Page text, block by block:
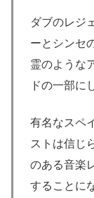
ダブのレジ
ーとシンセ
霊のような
ドの一部に
有名なスペ
ストは信じ
のある音楽
することに